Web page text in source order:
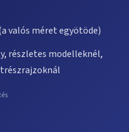
valós méret egyötöde)
részletes modelleknél,